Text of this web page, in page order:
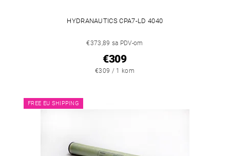
HYDRANAUTICS CPA7-LD 4040
€373,89 sa PDV-om
€309
€309 / 1 kom
FREE EU SHIPPING